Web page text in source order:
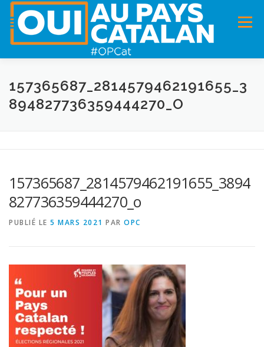
Menu
ACCUEIL INFOS DANS LA PRESSE
157365687_2814579462191655_3
894827736359444270_O
157365687_2814579462191655_3894
827736359444270_o
PUBLIÉ LE 5 MARS 2021 PAR OPC